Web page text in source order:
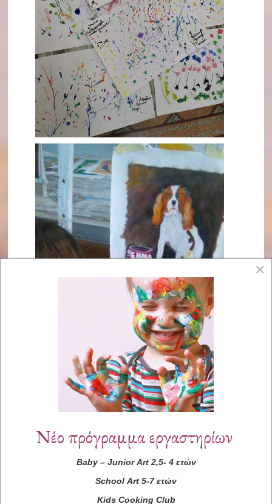
×
Νέο πρόγραμμα εργαστηρίων
Baby– Junior Art2,5- 4 ετών
School Art 5-7 ετών
Kids Cooking Club